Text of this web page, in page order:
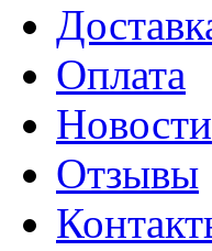
Оплата
Новости
Отзывы